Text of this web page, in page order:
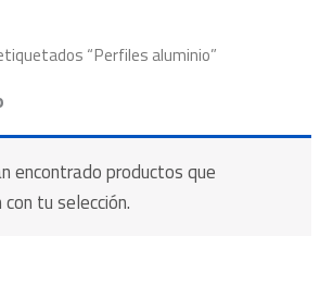
“Perfiles aluminio”
encontrado productos que
con tu selección.